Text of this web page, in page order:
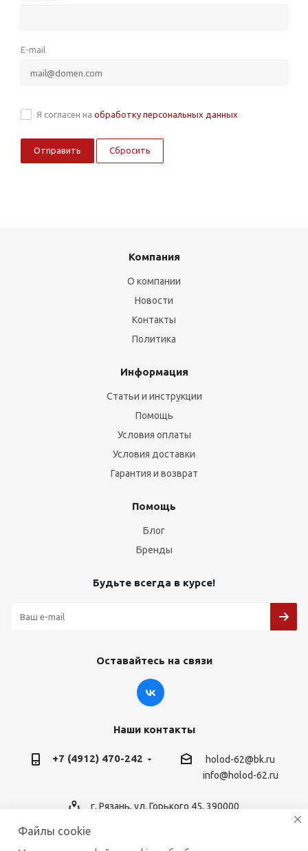
E-mail
Я согласен на обработку персональных данных
Сбросить
Компания
О компании
Новости
Контакты
Политика
Информация
Статьи и инструкции
Помощь
Условия оплаты
Условия доставки
Гарантия и возврат
Помощь
Блог
Бренды
Будьте всегда в курсе!
Оставайтесь на связи
Наши контакты
+7 (4912) 470-242
holod-62@bk.ru
info@holod-62.ru
г. Рязань, ул. Горького 45, 390000
Файлы cookie